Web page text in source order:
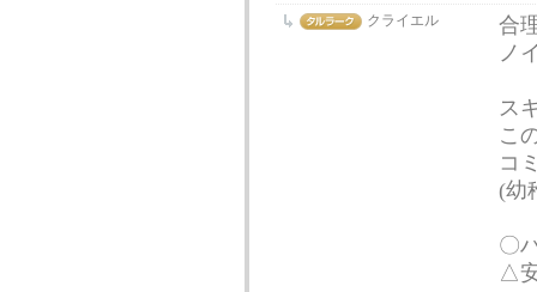
クライエル
合
ノ
ス
こ
コ
(幼
〇
△